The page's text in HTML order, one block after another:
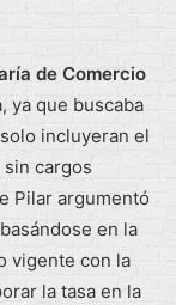
de Comercio
ya que buscaba
incluyeran el
cargos
Pilar argumentó
en la
vigente con la
la tasa en la